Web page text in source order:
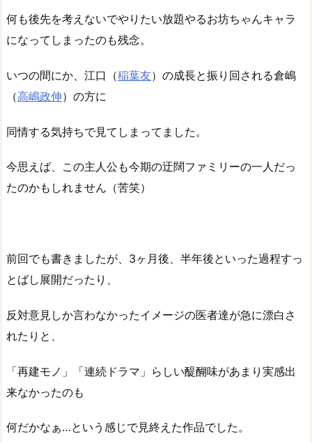
何も後先を考えないでやりたい放題やるお坊ちゃんキャラ
になってしまったのも残念。
いつの間にか、江口（稲葉友）の成長と振り回される倉嶋
（高嶋政伸）の方に
同情する気持ちで見てしまってました。
今思えば、この主人公も今期の迂闊ファミリーの一人だっ
たのかもしれません（苦笑）
前回でも書きましたが、3ヶ月後、半年後といった過程すっ
とばし展開だったり、
反対意見しか言わなかったイメージの医者達が急に漂白さ
れたりと、
「再建モノ」「連続ドラマ」らしい醍醐味があまり実感出
来なかったのも
何だかなぁ…という感じで見終えた作品でした。